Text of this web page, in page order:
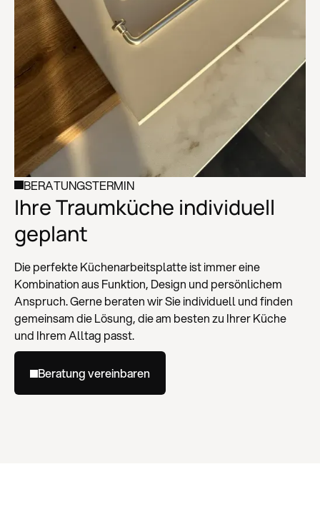
BERATUNGSTERMIN
Ihre Traumküche individuell
geplant
Die perfekte Küchenarbeitsplatte ist immer eine
Kombination aus Funktion, Design und persönlichem
Anspruch. Gerne beraten wir Sie individuell und finden
gemeinsam die Lösung, die am besten zu Ihrer Küche
und Ihrem Alltag passt.
Beratung vereinbaren